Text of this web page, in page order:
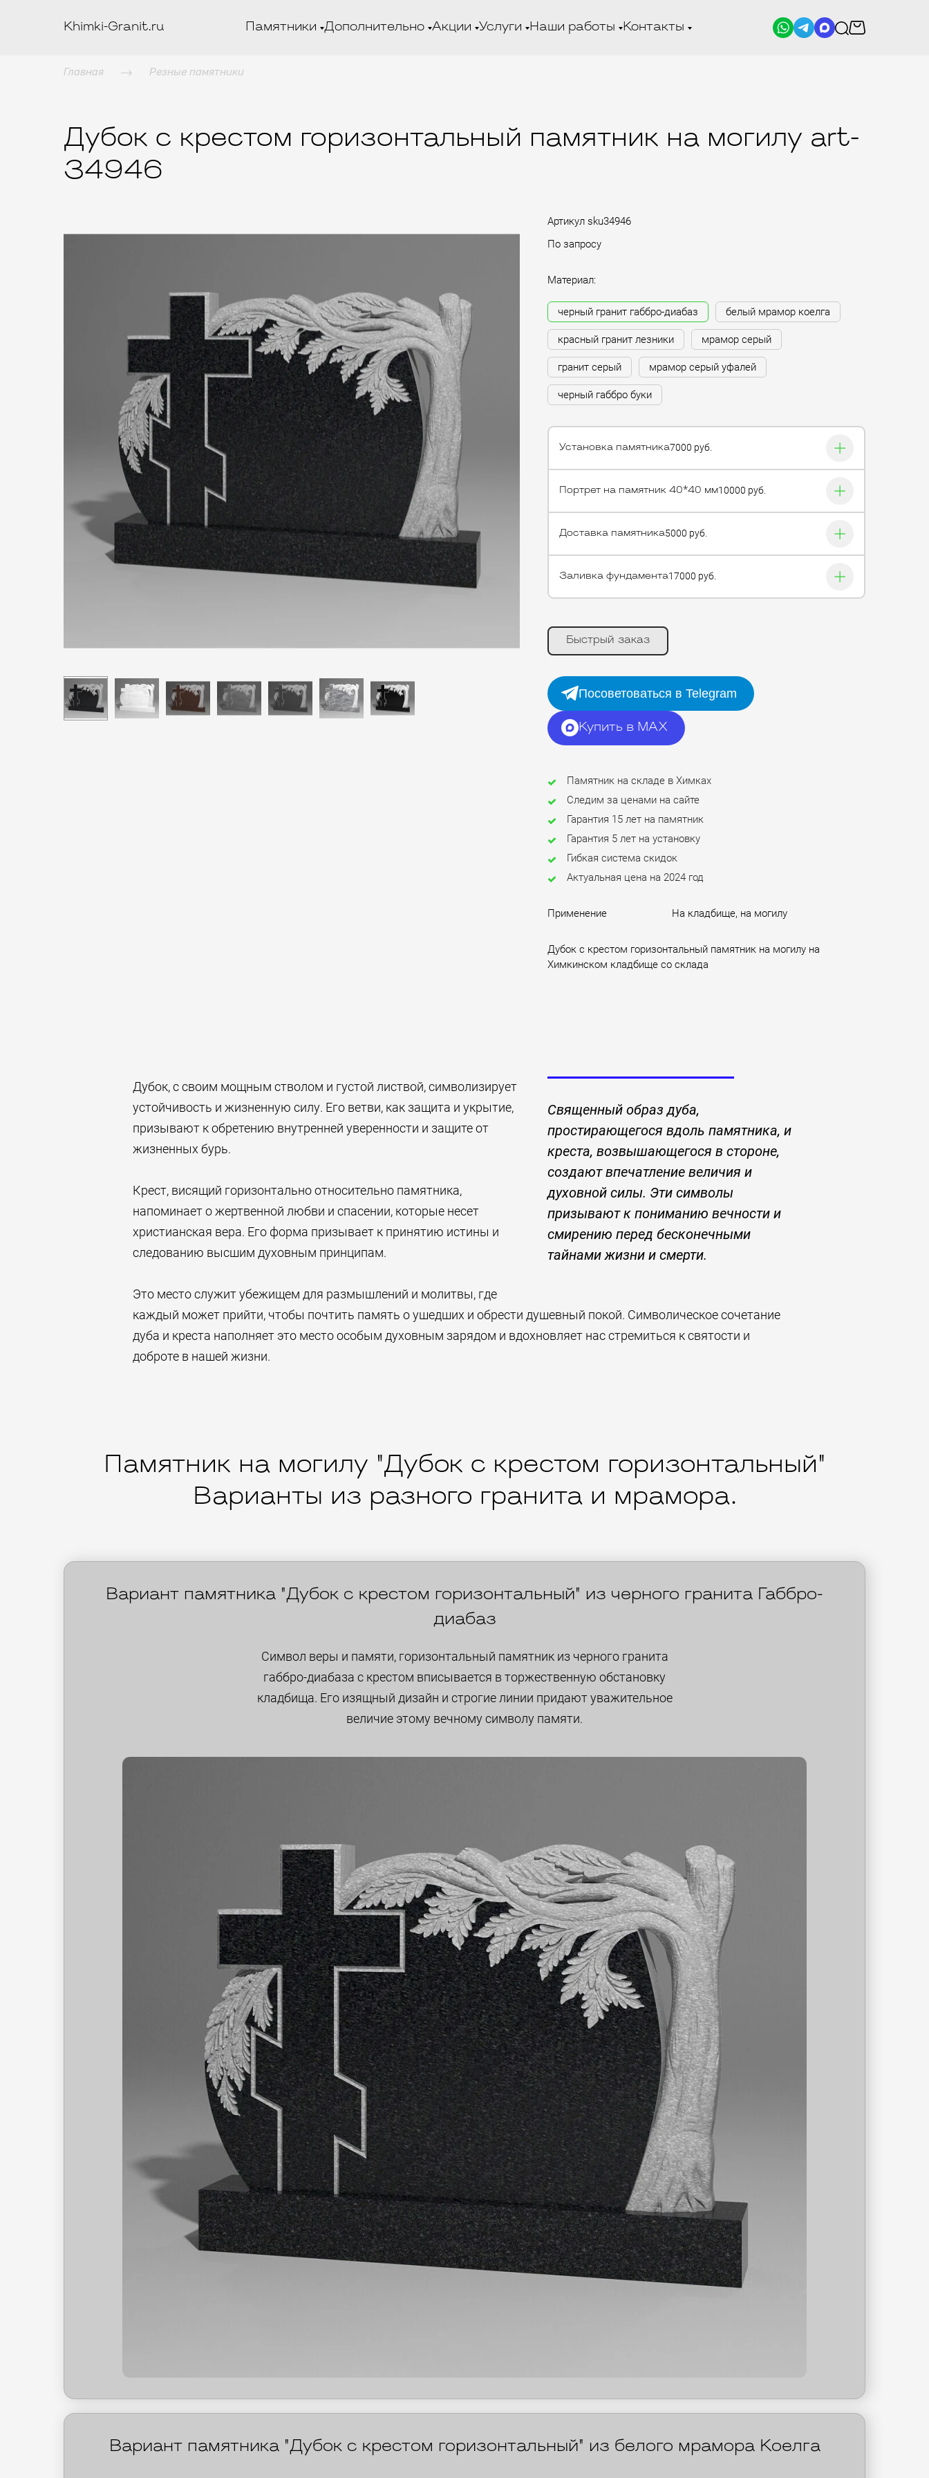
Khimki-Granit.ru Памятники Дополнительно Акции Услуги Наши работы Контакты
Главная Резные памятники
Дубок с крестом горизонтальный памятник на могилу art-
34946
Артикул sku34946
По запросу
Материал:
черный гранит габбро-диабаз белый мрамор коелга
красный гранит лезники мрамор серый
гранит серый мрамор серый уфалей
черный габбро буки
Установка памятника7000 руб.
Портрет на памятник 40*40 мм10000 руб.
Доставка памятника5000 руб.
Заливка фундамента17000 руб.
Быстрый заказ
Посоветоваться в Telegram
Купить в MAX
Памятник на складе в Химках
Следим за ценами на сайте
Гарантия 15 лет на памятник
Гарантия 5 лет на установку
Гибкая система скидок
Актуальная цена на 2024 год
Применение На кладбище, на могилу
Дубок с крестом горизонтальный памятник на могилу на
Химкинском кладбище со склада
Священный образ дуба,
простирающегося вдоль памятника, и
креста, возвышающегося в стороне,
создают впечатление величия и
духовной силы. Эти символы
призывают к пониманию вечности и
смирению перед бесконечными
тайнами жизни и смерти.
Дубок, с своим мощным стволом и густой листвой, символизирует
устойчивость и жизненную силу. Его ветви, как защита и укрытие,
призывают к обретению внутренней уверенности и защите от
жизненных бурь.
Крест, висящий горизонтально относительно памятника,
напоминает о жертвенной любви и спасении, которые несет
христианская вера. Его форма призывает к принятию истины и
следованию высшим духовным принципам.
Это место служит убежищем для размышлений и молитвы, где
каждый может прийти, чтобы почтить память о ушедших и обрести душевный покой. Символическое сочетание
дуба и креста наполняет это место особым духовным зарядом и вдохновляет нас стремиться к святости и
доброте в нашей жизни.
Памятник на могилу "Дубок с крестом горизонтальный"
Варианты из разного гранита и мрамора.
Вариант памятника "Дубок с крестом горизонтальный" из черного гранита Габбро-
диабаз
Символ веры и памяти, горизонтальный памятник из черного гранита
габбро-диабаза с крестом вписывается в торжественную обстановку
кладбища. Его изящный дизайн и строгие линии придают уважительное
величие этому вечному символу памяти.
Вариант памятника "Дубок с крестом горизонтальный" из белого мрамора Коелга